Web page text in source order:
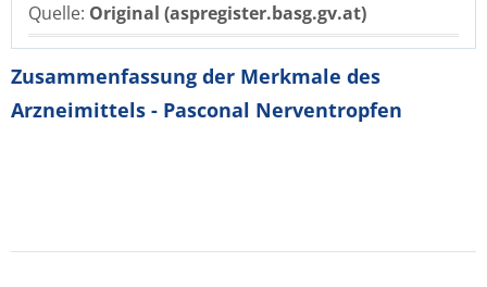
Quelle: Original (aspregister.basg.gv.at)
Zusammenfassung der Merkmale des
Arzneimittels - Pasconal Nerventropfen